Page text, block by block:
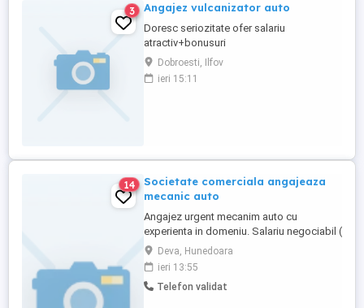
3 Angajez vulcanizator auto
Doresc seriozitate ofer salariu
atractiv+bonusuri
Dobroesti, Ilfov
ieri 15:11
14
Societate comerciala angajeaza
mecanic auto
Angajez urgent mecanim auto cu
experienta in domeniu. Salariu negociabil (
peste 3000 lei )
Deva, Hunedoara
ieri 13:55
Telefon validat